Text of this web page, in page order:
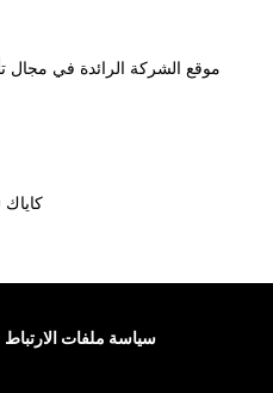
موقع الشركة الرائدة في مجال
كاياك 2020 أفضل نظافة
سياسة ملفات الارتباط